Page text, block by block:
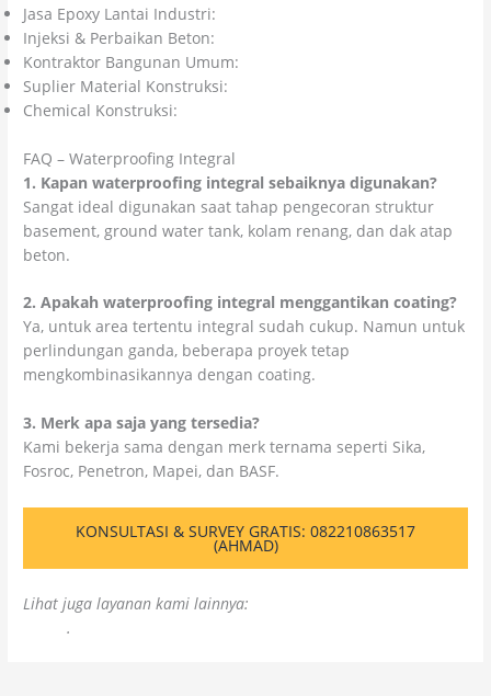
Jasa Epoxy Lantai Industri:
Injeksi & Perbaikan Beton:
Kontraktor Bangunan Umum:
Suplier Material Konstruksi:
Chemical Konstruksi:
FAQ – Waterproofing Integral
1. Kapan waterproofing integral sebaiknya digunakan?
Sangat ideal digunakan saat tahap pengecoran struktur
basement, ground water tank, kolam renang, dan dak atap
beton.
2. Apakah waterproofing integral menggantikan coating?
Ya, untuk area tertentu integral sudah cukup. Namun untuk
perlindungan ganda, beberapa proyek tetap
mengkombinasikannya dengan coating.
3. Merk apa saja yang tersedia?
Kami bekerja sama dengan merk ternama seperti Sika,
Fosroc, Penetron, Mapei, dan BASF.
KONSULTASI & SURVEY GRATIS: 082210863517
(AHMAD)
Lihat juga layanan kami lainnya:
Bekasi.